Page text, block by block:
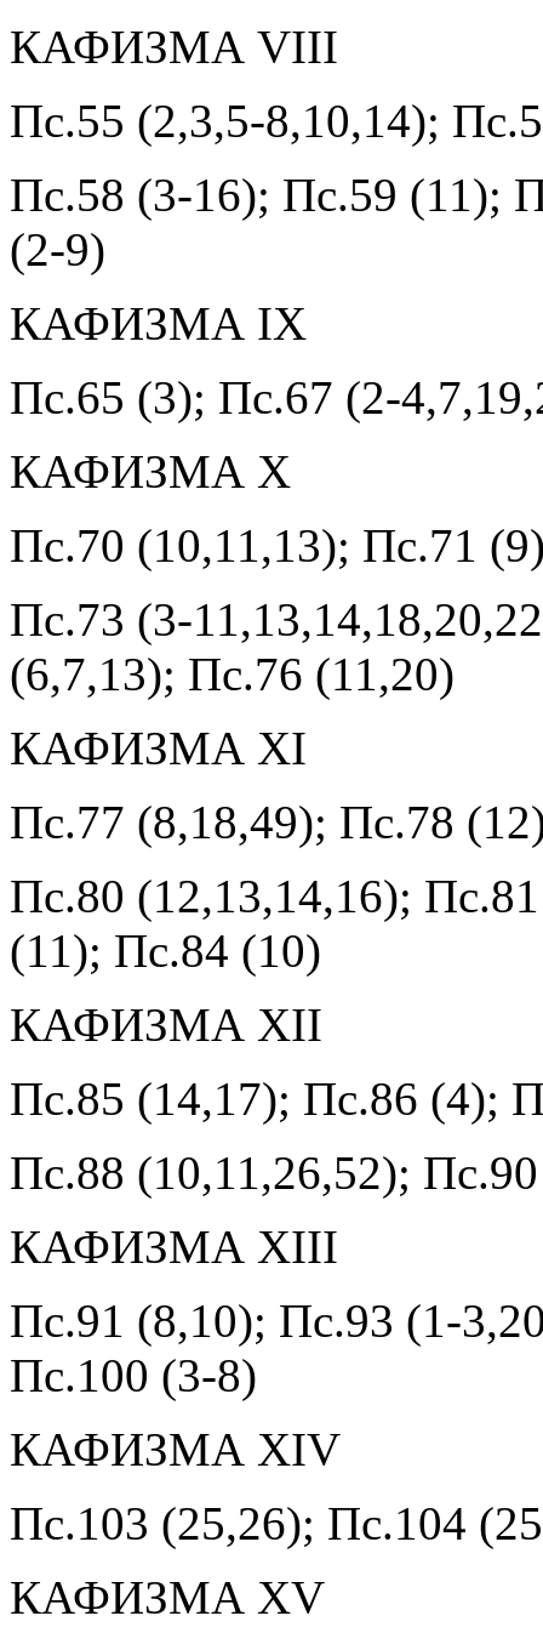
КАФИЗМА VIII
Пс.55 (2,3,5-8,10,14);
Пс.58 (3-16); Пс.59 (11);
(2-9)
КАФИЗМА IX
Пс.65 (3); Пс.67 (2-
КАФИЗМА X
Пс.70 (10,11,13); Пс.71
Пс.73 (3-
(6,7,13); Пс.76 (11,20)
КАФИЗМА XI
Пс.77 (8,18,49); Пс.78
Пс.80 (12,13,14,16);
(11); Пс.84 (10)
КАФИЗМА XII
Пс.85 (14,17); Пс.86 (4);
Пс.88 (10,11,26,52);
КАФИЗМА XIII
Пс.91 (8,10); Пс.93 (1-
Пс.100 (3-8)
КАФИЗМА XIV
Пс.103 (25,26); Пс.104
КАФИЗМА XV